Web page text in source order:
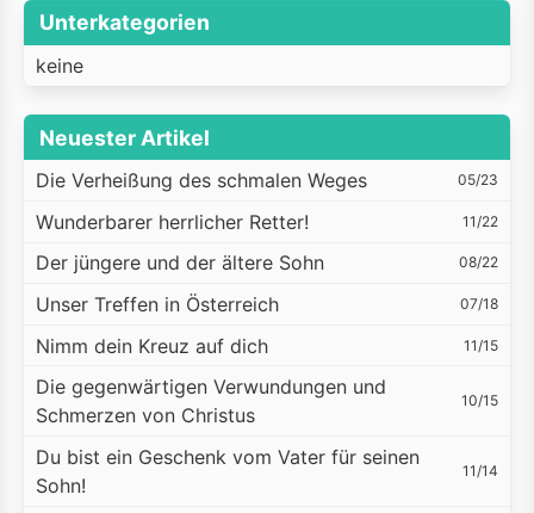
Unterkategorien
keine
Neuester Artikel
Die Verheißung des schmalen Weges 05/23
Wunderbarer herrlicher Retter! 11/22
Der jüngere und der ältere Sohn 08/22
Unser Treffen in Österreich 07/18
Nimm dein Kreuz auf dich 11/15
Die gegenwärtigen Verwundungen und
Schmerzen von Christus
10/15
Du bist ein Geschenk vom Vater für seinen
Sohn!
11/14